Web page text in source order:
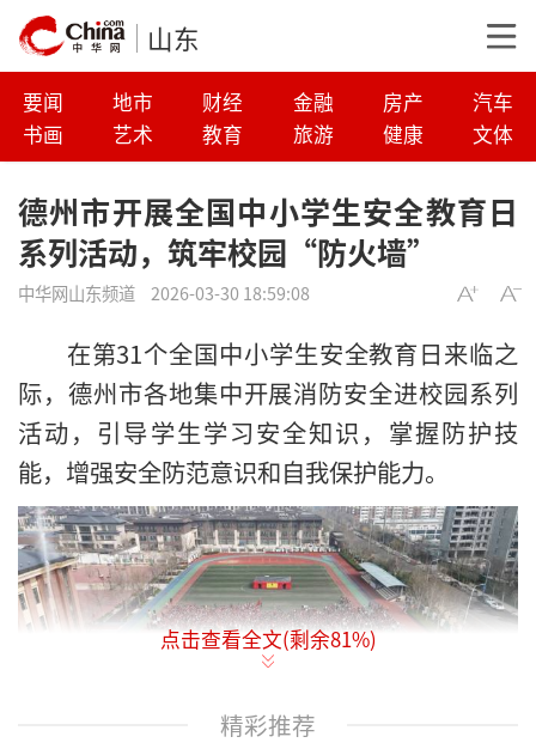
山东
要闻 地市 财经 金融 房产
汽车
书画
艺术 教育 旅游 健康 文体
德州市开展全国中小学生安全教育日
系列活动，筑牢校园“防火墙”
中华网山东频道 2026-03-30 18:59:08
在第31个全国中小学生安全教育日来临之
际，德州市各地集中开展消防安全进校园系列
活动，引导学生学习安全知识，掌握防护技
能，增强安全防范意识和自我保护能力。
点击查看全文(剩余81%)
精彩推荐